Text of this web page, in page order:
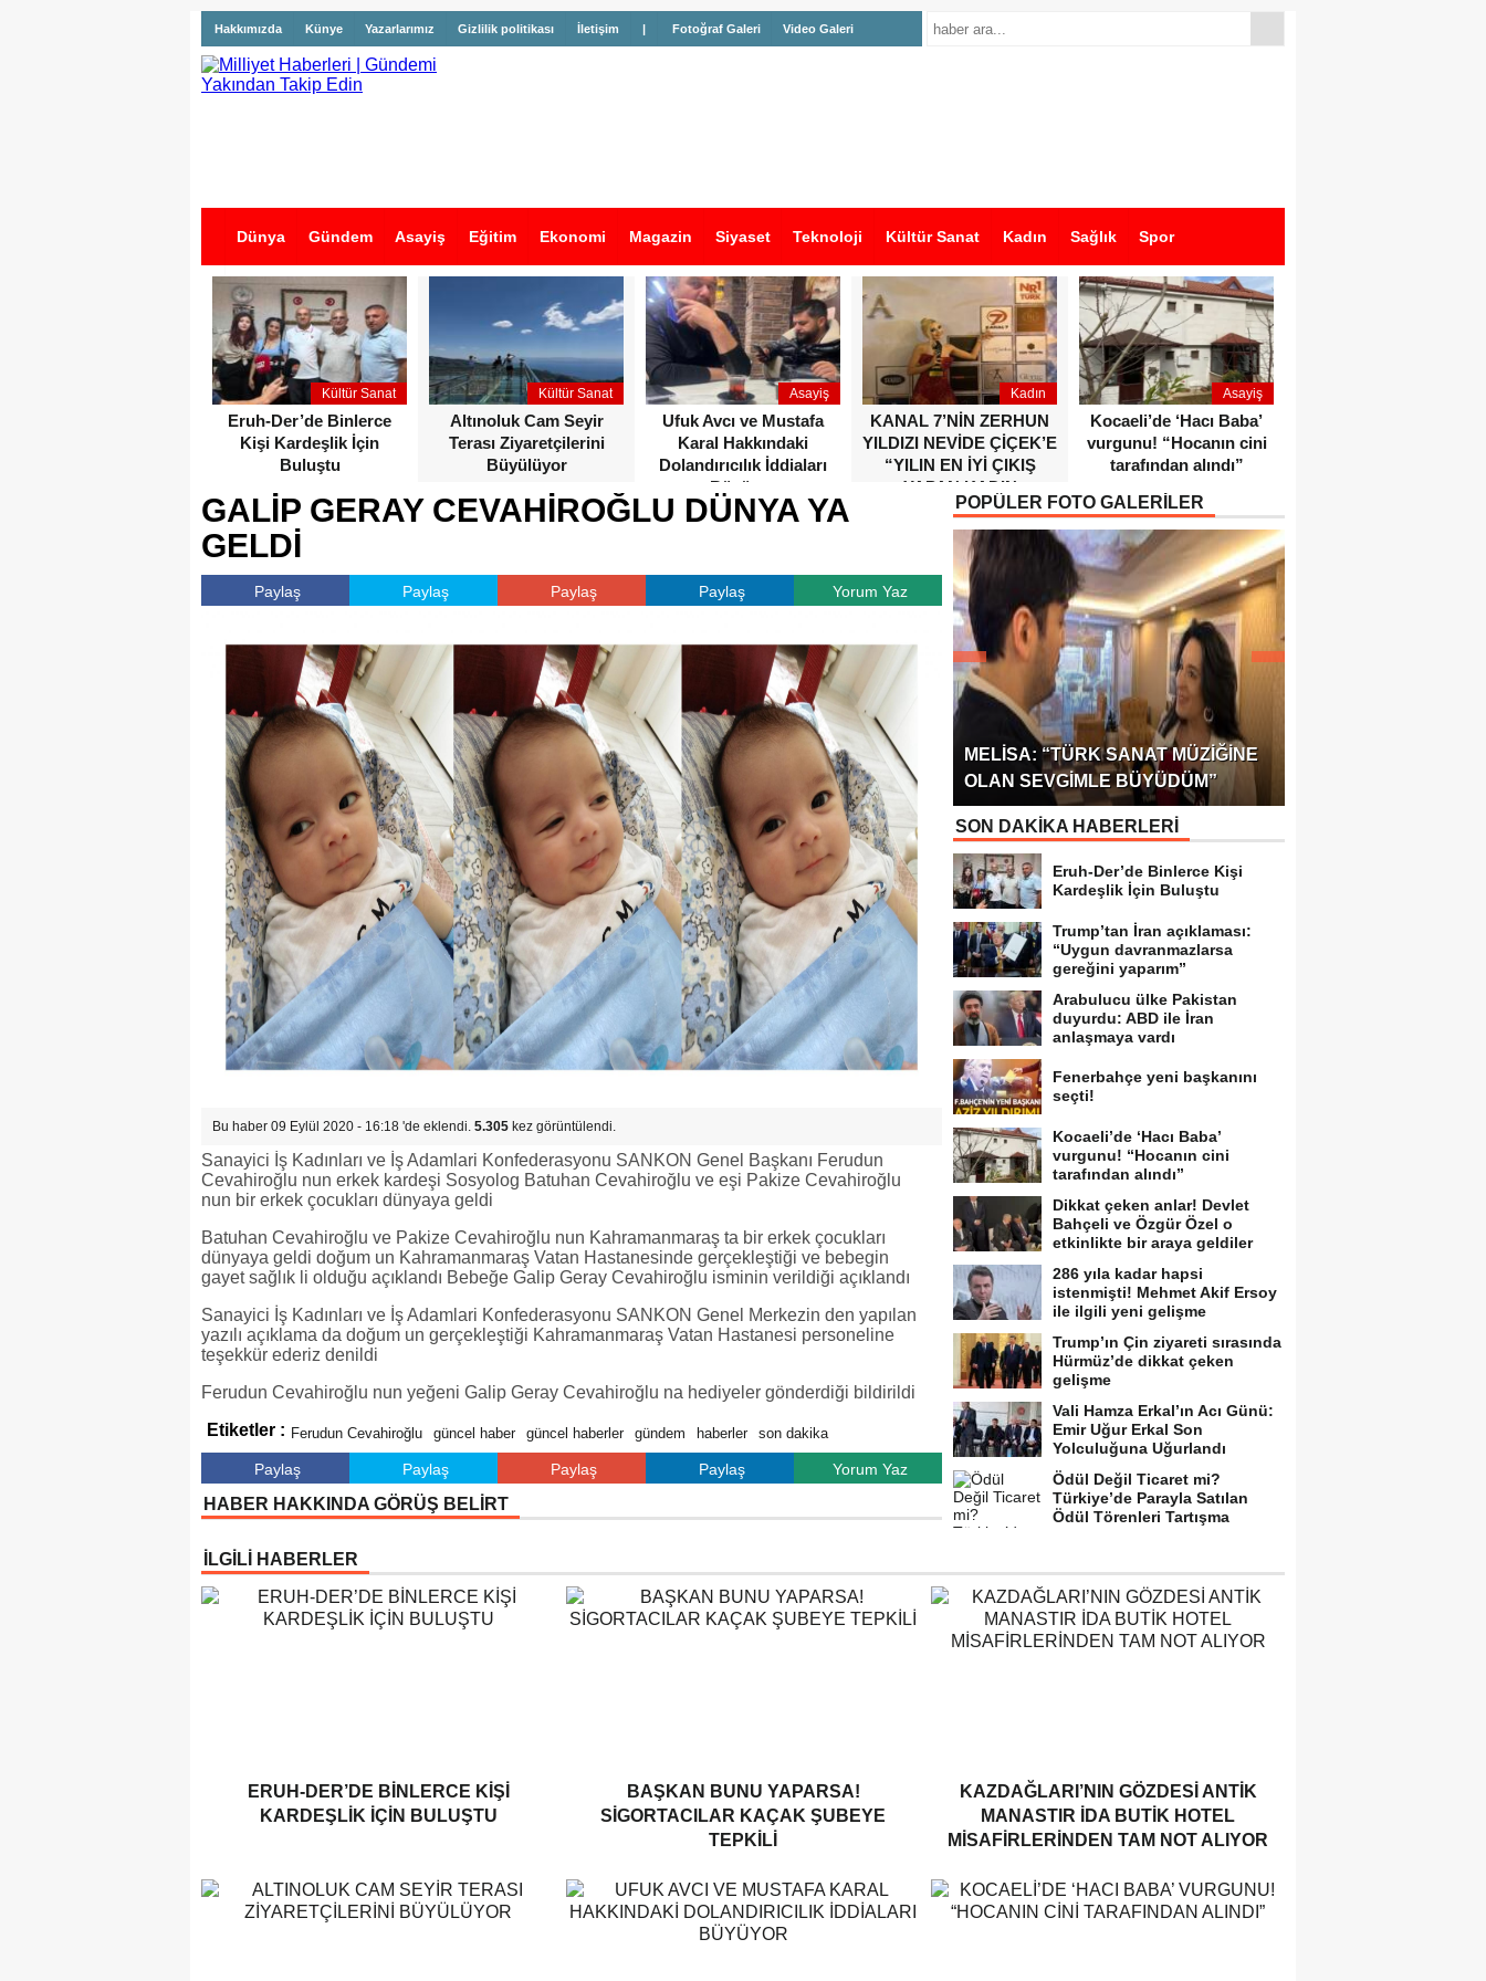
Hakkımızda Künye Yazarlarımız Gizlilik politikası İletişim | Fotoğraf Galeri Video Galeri
Dünya Gündem Asayiş Eğitim Ekonomi Magazin Siyaset Teknoloji Kültür Sanat Kadın Sağlık Spor
İş İlanları
Kültür Sanat
Eruh-Der’de Binlerce
Kişi Kardeşlik İçin
Buluştu
Kültür Sanat
Altınoluk Cam Seyir
Terası Ziyaretçilerini
Büyülüyor
Asayiş
Ufuk Avcı ve Mustafa
Karal Hakkındaki
Dolandırıcılık İddiaları
Büyüyor
Kadın
KANAL 7’NİN ZERHUN
YILDIZI NEVİDE ÇİÇEK’E
“YILIN EN İYİ ÇIKIŞ
YAPAN KADIN
OYUNCUSU” ÖDÜLÜ!
Asayiş
Kocaeli’de ‘Hacı Baba’
vurgunu! “Hocanın cini
tarafından alındı”
GALİP GERAY CEVAHİROĞLU DÜNYA YA
GELDİ
Paylaş Paylaş Paylaş Paylaş Yorum Yaz
Bu haber 09 Eylül 2020 - 16:18 'de eklendi. 5.305 kez görüntülendi.
Sanayici İş Kadınları ve İş Adamlari Konfederasyonu SANKON Genel Başkanı Ferudun
Cevahiroğlu nun erkek kardeşi Sosyolog Batuhan Cevahiroğlu ve eşi Pakize Cevahiroğlu
nun bir erkek çocukları dünyaya geldi
Batuhan Cevahiroğlu ve Pakize Cevahiroğlu nun Kahramanmaraş ta bir erkek çocukları
dünyaya geldi doğum un Kahramanmaraş Vatan Hastanesinde gerçekleştiği ve bebegin
gayet sağlık li olduğu açıklandı Bebeğe Galip Geray Cevahiroğlu isminin verildiği açıklandı
Sanayici İş Kadınları ve İş Adamlari Konfederasyonu SANKON Genel Merkezin den yapılan
yazılı açıklama da doğum un gerçekleştiği Kahramanmaraş Vatan Hastanesi personeline
teşekkür ederiz denildi
Ferudun Cevahiroğlu nun yeğeni Galip Geray Cevahiroğlu na hediyeler gönderdiği bildirildi
Etiketler : Ferudun Cevahiroğlu güncel haber güncel haberler gündem haberler son dakika
Paylaş Paylaş Paylaş Paylaş Yorum Yaz
HABER HAKKINDA GÖRÜŞ BELİRT
POPÜLER FOTO GALERİLER
MELISA: “TÜRK SANAT MÜZIĞINE
OLAN SEVGIMLE BÜYÜDÜM”
SON DAKİKA HABERLERİ
Eruh-Der’de Binlerce Kişi
Kardeşlik İçin Buluştu
Trump’tan İran açıklaması:
“Uygun davranmazlarsa
gereğini yaparım”
Arabulucu ülke Pakistan
duyurdu: ABD ile İran
anlaşmaya vardı
Fenerbahçe yeni başkanını
seçti!
Kocaeli’de ‘Hacı Baba’
vurgunu! “Hocanın cini
tarafından alındı”
Dikkat çeken anlar! Devlet
Bahçeli ve Özgür Özel o
etkinlikte bir araya geldiler
286 yıla kadar hapsi
istenmişti! Mehmet Akif Ersoy
ile ilgili yeni gelişme
Trump’ın Çin ziyareti sırasında
Hürmüz’de dikkat çeken
gelişme
Vali Hamza Erkal’ın Acı Günü:
Emir Uğur Erkal Son
Yolculuğuna Uğurlandı
Ödül Değil Ticaret mi?
Türkiye’de Parayla Satılan
Ödül Törenleri Tartışma
İLGİLİ HABERLER
ERUH-DER’DE BINLERCE KIŞI
KARDEŞLIK İÇIN BULUŞTU
BAŞKAN BUNU YAPARSA!
SIGORTACILAR KAÇAK ŞUBEYE
TEPKILI
KAZDAĞLARI’NIN GÖZDESI ANTIK
MANASTIR İDA BUTIK HOTEL
MISAFIRLERINDEN TAM NOT ALIYOR